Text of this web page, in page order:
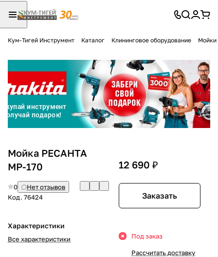
Кум-Тигей Инструмент Каталог Клининговое оборудование Мойки
Мойка РЕСАНТА
МР-170
0
Нет отзывов
Код. 76424
Характеристики
Все характеристики
12 690 ₽
Заказать
Под заказ
Рассчитать доставку
Разбейте
оплатуна части
без переплат
График платежей
Сегодня
25%
в корзину